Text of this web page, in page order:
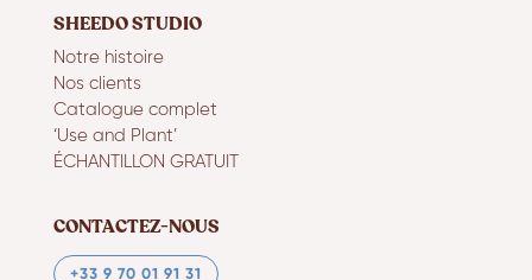
SHEEDO STUDIO
Notre histoire
Nos clients
Catalogue complet
‘Use and Plant’
ÉCHANTILLON GRATUIT
CONTACTEZ-NOUS
+33 9 70 01 91 31